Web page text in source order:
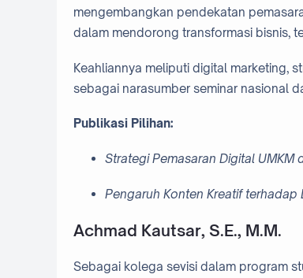
mengembangkan pendekatan
dalam mendorong transformasi bisnis,
Keahliannya meliputi digital marketing,
sebagai narasumber seminar nasional
Publikasi Pilihan:
Strategi Pemasaran Digital UMKM
Pengaruh Konten Kreatif
Achmad Kautsar, S.E., M.M.
Sebagai kolega sevisi dalam program